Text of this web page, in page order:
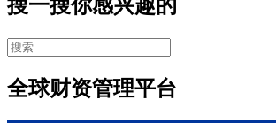
全球财资管理平台